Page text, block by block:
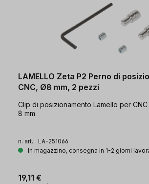
LAMELLO Zeta P2 Perno di
CNC, Ø8 mm, 2 pezzi
Clip di posizionamento Lamello per
8 mm
n. art.: LA-251066
In magazzino, consegna in 1-2 giorni
19,11 €